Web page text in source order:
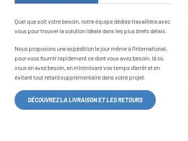
Quel que soit votre besoin, notre équipe dédiée travaillera avec
vous pour trouver la solution idéale dans les plus brefs délais.
Nous proposons une expédition le jour même à l'international,
pour vous fournir rapidement ce dont vous avez besoin, là où
vous en avez besoin, en minimisant vos temps d'arrêt et en
évitant tout retard supplémentaire dans votre projet.
DÉCOUVREZ LA LIVRAISON ET LES RETOURS